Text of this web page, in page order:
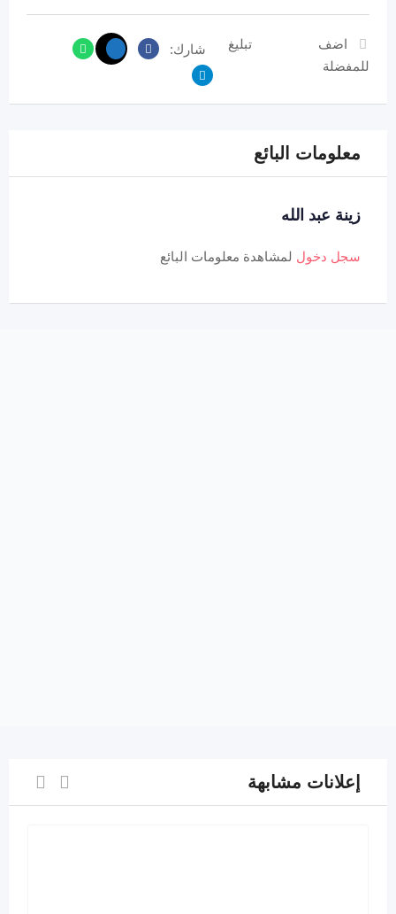
اضف
للمفضلة
تبليغ شارك:
معلومات البائع
زينة عبد الله
سجل دخول لمشاهدة معلومات البائع
إعلانات مشابهة